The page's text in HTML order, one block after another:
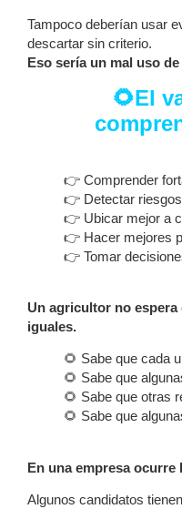
Tampoco deberían usar
descartar sin criterio.
Eso sería un mal uso
🌻El
👉 Comprender
👉 Detectar
👉 Ubicar mejor a
👉 Hacer mejores
👉 Tomar
Un agricultor no
iguales.
🌻 Sabe que cada
🌻 Sabe que
🌻 Sabe que otras
🌻 Sabe que
En una empresa ocurre
Algunos candidatos tienen